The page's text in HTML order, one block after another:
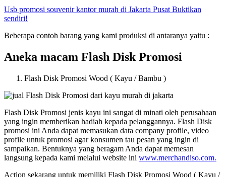
Usb promosi souvenir kantor murah di Jakarta Pusat Buktikan
sendiri!
Beberapa contoh barang yang kami produksi di antaranya yaitu :
Aneka macam Flash Disk Promosi
Flash Disk Promosi Wood ( Kayu / Bambu )
Flash Disk Promosi jenis kayu ini sangat di minati oleh perusahaan
yang ingin memberikan hadiah kepada pelanggannya. Flash Disk
promosi ini Anda dapat memasukan data company profile, video
profile untuk promosi agar konsumen tau pesan yang ingin di
sampaikan. Bentuknya yang beragam Anda dapat memesan
langsung kepada kami melalui website ini www.merchandiso.com.
Action sekarang untuk memiliki Flash Disk Promosi Wood ( Kayu /